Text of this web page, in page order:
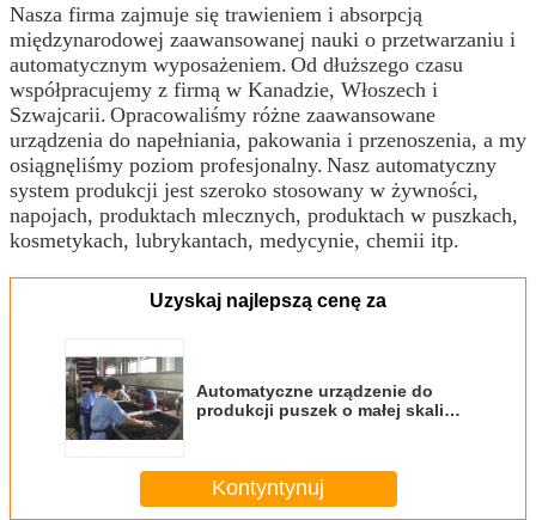
Nasza firma zajmuje się trawieniem i absorpcją
międzynarodowej zaawansowanej nauki o przetwarzaniu i
automatycznym wyposażeniem. Od dłuższego czasu
współpracujemy z firmą w Kanadzie, Włoszech i
Szwajcarii. Opracowaliśmy różne zaawansowane
urządzenia do napełniania, pakowania i przenoszenia, a my
osiągnęliśmy poziom profesjonalny. Nasz automatyczny
system produkcji jest szeroko stosowany w żywności,
napojach, produktach mlecznych, produktach w puszkach,
kosmetykach, lubrykantach, medycynie, chemii itp.
Uzyskaj najlepszą cenę za
Automatyczne urządzenie do
produkcji puszek o małej skali
Kontyntynuj